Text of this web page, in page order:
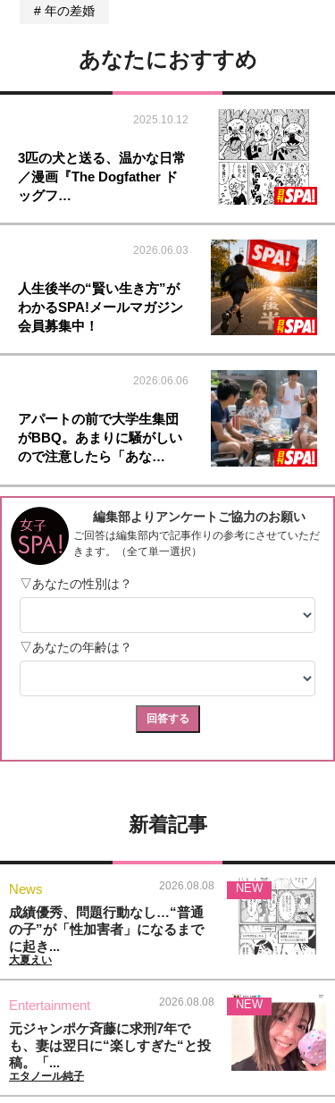
年の差婚
あなたにおすすめ
2025.10.12
3匹の犬と送る、温かな日常
／漫画『The Dogfather ド
ッグフ…
2026.06.03
人生後半の“賢い生き方”が
わかるSPA!メールマガジン
会員募集中！
2026.06.06
アパートの前で大学生集団
がBBQ。あまりに騒がしい
ので注意したら「あな…
新着記事
News 2026.08.08
成績優秀、問題行動なし…“普通
の子”が「性加害者」になるまで
に起き...
大夏えい
NEW
Entertainment 2026.08.08
元ジャンポケ斉藤に求刑7年で
も、妻は翌日に“楽しすぎた“と投
稿。「...
エタノール純子
NEW